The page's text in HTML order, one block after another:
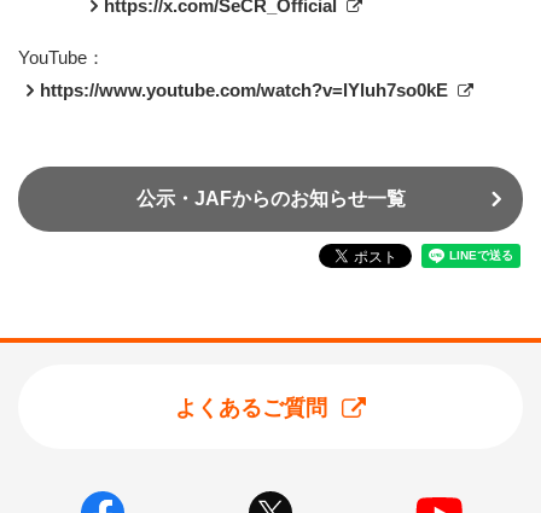
https://x.com/SeCR_Official
YouTube：
https://www.youtube.com/watch?v=lYluh7so0kE
公示・JAFからのお知らせ一覧
よくあるご質問